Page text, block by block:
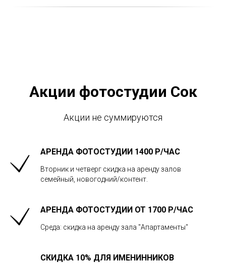
Акции фотостудии Сок
Акции не суммируются
АРЕНДА ФОТОСТУДИИ 1400 Р/ЧАС
Вторник и четверг скидка на аренду залов
семейный, новогодний/контент.
АРЕНДА ФОТОСТУДИИ ОТ 1700 Р/ЧАС
Среда: скидка на аренду зала "Апартаменты"
СКИДКА 10% ДЛЯ ИМЕНИННИКОВ